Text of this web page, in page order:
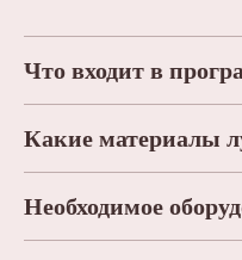
Что входит в
Какие материалы
Необходимое